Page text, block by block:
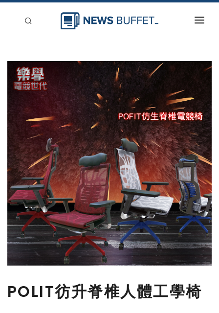
新聞稿分類
登入
POLIT彷升脊椎人體工學椅